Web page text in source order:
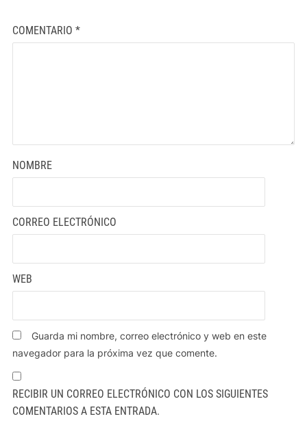
COMENTARIO *
NOMBRE
CORREO ELECTRÓNICO
WEB
Guarda mi nombre, correo electrónico y web en este
navegador para la próxima vez que comente.
RECIBIR UN CORREO ELECTRÓNICO CON LOS SIGUIENTES
COMENTARIOS A ESTA ENTRADA.